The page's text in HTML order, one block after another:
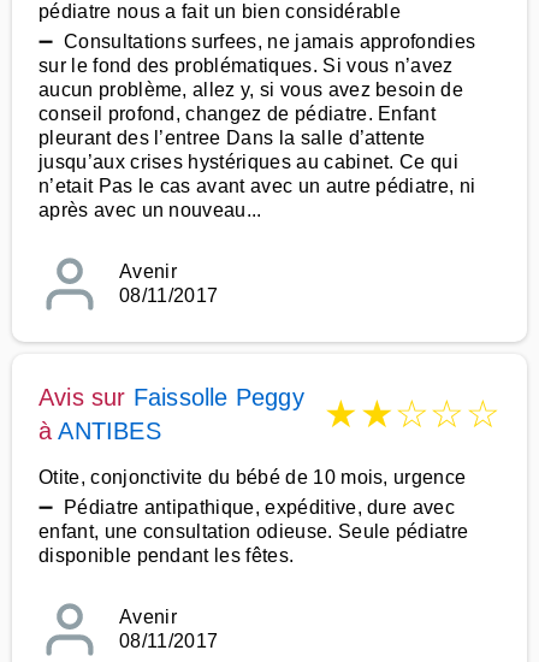
pédiatre nous a fait un bien considérable
➖ Consultations surfees, ne jamais approfondies
sur le fond des problématiques. Si vous n’avez
aucun problème, allez y, si vous avez besoin de
conseil profond, changez de pédiatre. Enfant
pleurant des l’entree Dans la salle d’attente
jusqu’aux crises hystériques au cabinet. Ce qui
n’etait Pas le cas avant avec un autre pédiatre, ni
après avec un nouveau...
Avenir
08/11/2017
Avis sur Faissolle Peggy
àANTIBES ★★☆☆☆
Otite, conjonctivite du bébé de 10 mois, urgence
➖ Pédiatre antipathique, expéditive, dure avec
enfant, une consultation odieuse. Seule pédiatre
disponible pendant les fêtes.
Avenir
08/11/2017